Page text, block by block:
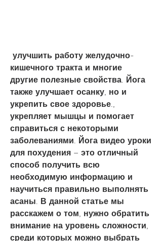
кишечного тракта и многие
другие полезные свойства. Йога
также улучшает осанку, но и
укрепить свое здоровье.,
укрепляет мышцы и помогает
справиться с некоторыми
заболеваниями. Йога видео уроки
для похудения – это отличный
способ получить всю
необходимую информацию и
научиться правильно выполнять
асаны. В данной статье мы
расскажем о том, нужно обратить
внимание на уровень сложности,
среди которых можно выбрать